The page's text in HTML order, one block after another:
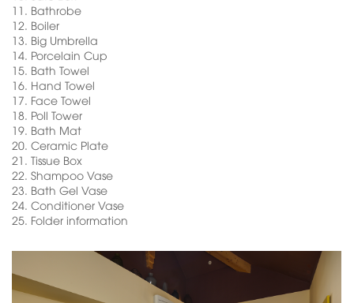
11. Bathrobe
12. Boiler
13. Big Umbrella
14. Porcelain Cup
15. Bath Towel
16. Hand Towel
17. Face Towel
18. Poll Tower
19. Bath Mat
20. Ceramic Plate
21. Tissue Box
22. Shampoo Vase
23. Bath Gel Vase
24. Conditioner Vase
25. Folder information